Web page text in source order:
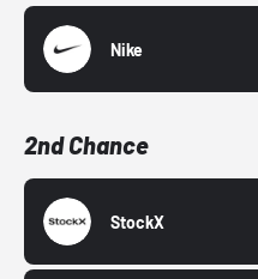
Nike
2nd Chance
StockX